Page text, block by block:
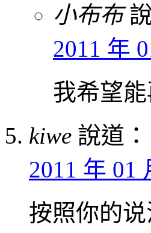
小布布
2011 年
我希望
kiwe 說道：
2011 年 01
按照你的